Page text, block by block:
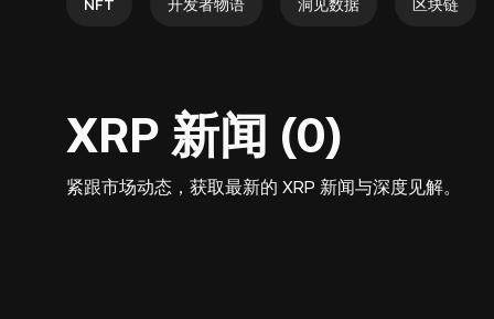
NFT 开发者物语 洞见数据 区块链
XRP 新闻 (0)
紧跟市场动态，获取最新的 XRP 新闻与深度见解。